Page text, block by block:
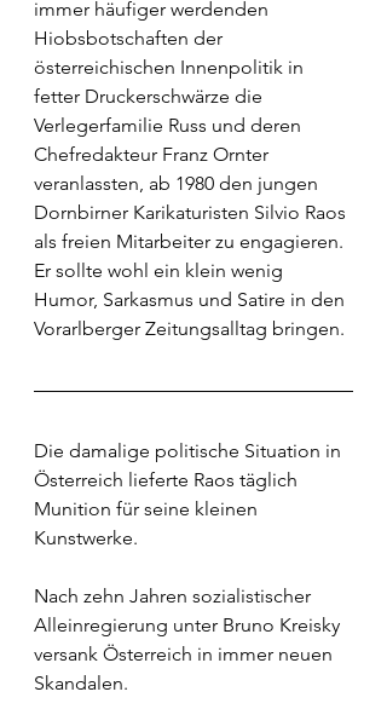
immer häufiger werdenden
Hiobsbotschaften der
österreichischen Innenpolitik in
fetter Druckerschwärze die
Verlegerfamilie Russ und deren
Chefredakteur Franz Ornter
veranlassten, ab 1980 den jungen
Dornbirner Karikaturisten Silvio Raos
als freien Mitarbeiter zu engagieren.
Er sollte wohl ein klein wenig
Humor, Sarkasmus und Satire in den
Vorarlberger Zeitungsalltag bringen.
Die damalige politische Situation in
Österreich lieferte Raos täglich
Munition für seine kleinen
Kunstwerke.
Nach zehn Jahren sozialistischer
Alleinregierung unter Bruno Kreisky
versank Österreich in immer neuen
Skandalen.